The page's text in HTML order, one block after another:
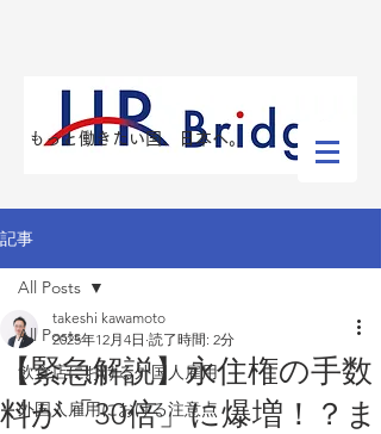
​もっと働きたい国、日本へ。
記事
All Posts
飲食店における外国人雇用
外国人雇用における注意点
All Posts
【緊急解説】永住権の手数
料が「30倍」に爆増！？ま
takeshi kawamoto
2025年12月4日 読了時間: 2分